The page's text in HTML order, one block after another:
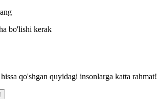
bo'lishi kerak
qo'shgan quyidagi insonlarga katta rahmat!